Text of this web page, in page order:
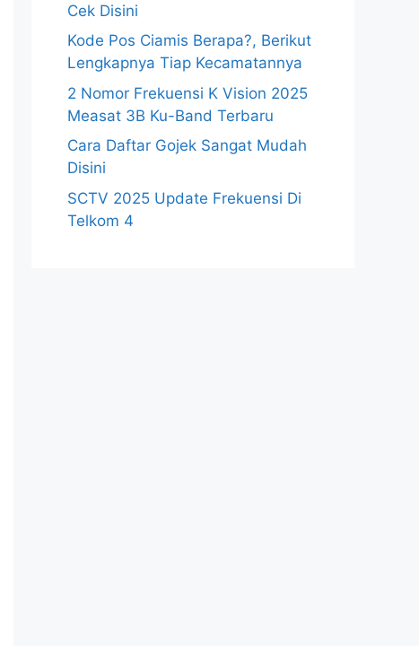
Cek Disini
Kode Pos Ciamis Berapa?, Berikut
Lengkapnya Tiap Kecamatannya
2 Nomor Frekuensi K Vision 2025
Measat 3B Ku-Band Terbaru
Cara Daftar Gojek Sangat Mudah
Disini
SCTV 2025 Update Frekuensi Di
Telkom 4